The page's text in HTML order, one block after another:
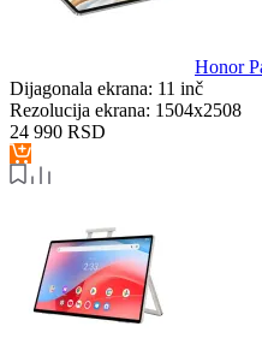
Honor
Dijagonala ekrana: 11 inč
Rezolucija ekrana: 1504x2508
24 990 RSD